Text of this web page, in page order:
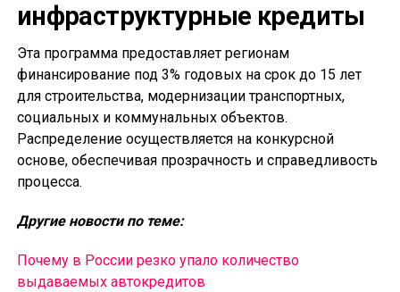
инфраструктурные кредиты
Эта программа предоставляет регионам
финансирование под 3% годовых на срок до 15 лет
для строительства, модернизации транспортных,
социальных и коммунальных объектов.
Распределение осуществляется на конкурсной
основе, обеспечивая прозрачность и справедливость
процесса.
Другие новости по теме:
Почему в России резко упало количество
выдаваемых автокредитов